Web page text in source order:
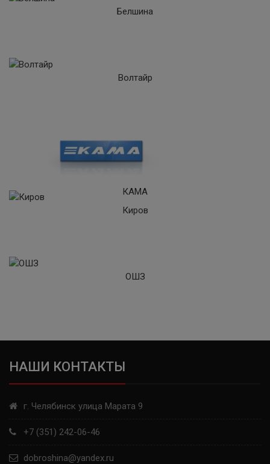
Белшина
Волтайр
КАМА
Киров
ОШЗ
НАШИ КОНТАКТЫ
г. Челябинск улица Марата 9
+7 (351) 242-06-46
dobroshina@yandex.ru